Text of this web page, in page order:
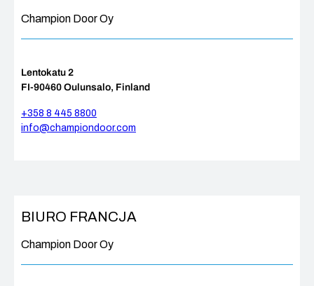
Champion Door Oy
Lentokatu 2
FI-90460 Oulunsalo, Finland
+358 8 445 8800
info@championdoor.com
BIURO FRANCJA
Champion Door Oy